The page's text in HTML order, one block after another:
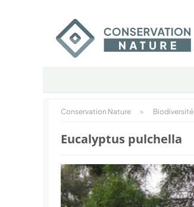
Conservation Nature > Biodiversité
Eucalyptus pulchella